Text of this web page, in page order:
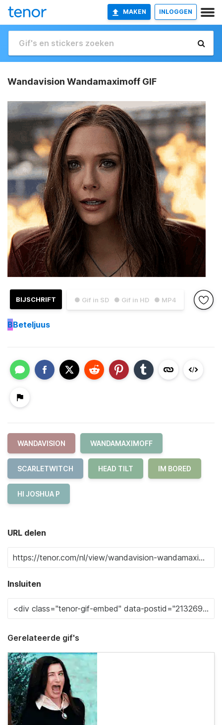
MAKEN INLOGGEN
Wandavision Wandamaximoff GIF
● Gif in SD ● Gif in HD ● MP4
BIJSCHRIFT
BBeteljuus
WANDAVISION WANDAMAXIMOFF
SCARLETWITCH HEAD TILT IM BORED
HI JOSHUA P
URL delen
Insluiten
Gerelateerde gif's